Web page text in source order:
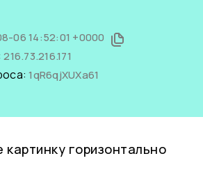
06 14:52:01 +0000
216.73.216.171
1qR6qjXUXa61
картинку горизонтально